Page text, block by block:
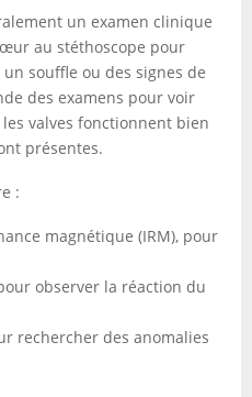
un examen clinique
au stéthoscope pour
souffle ou des signes de
des examens pour voir
valves fonctionnent bien
présentes.
:
magnétique (IRM), pour
observer la réaction du
rechercher des anomalies